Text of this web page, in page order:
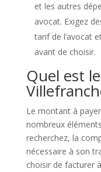
et les autres
avocat. Exigez
tarif de l’avocat
avant de choisir.
Quel est
Le montant à
nombreux
recherchez, la
nécessaire à son
choisir de facturer